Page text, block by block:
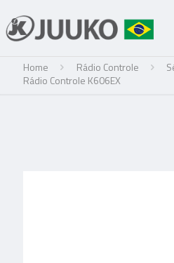
Home Rádio Controle
Rádio Controle K606EX